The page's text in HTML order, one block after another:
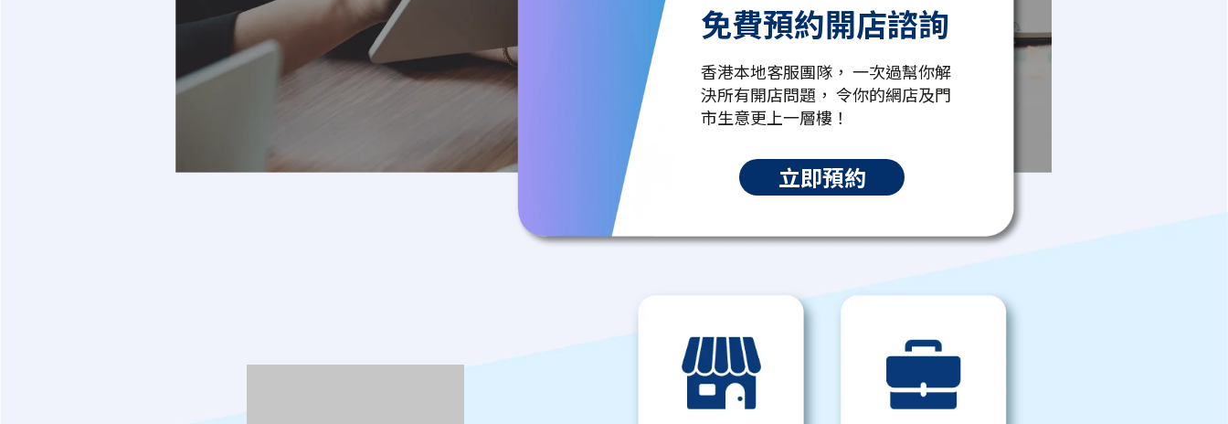
免費預約開店諮詢
香港本地客服團隊， 一次過幫你解
決所有開店問題， 令你的網店及門
市生意更上一層樓！
立即預約